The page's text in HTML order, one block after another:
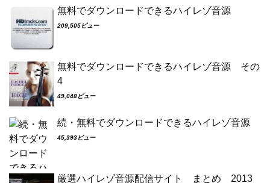
無料でダウンロードできるハイレゾ音源
209,505ビュー
無料でダウンロードできるハイレゾ音源 その
4
49,048ビュー
続・無料でダウンロードできるハイレゾ音源
45,393ビュー
厳選ハイレゾ音源配信サイト まとめ 2013